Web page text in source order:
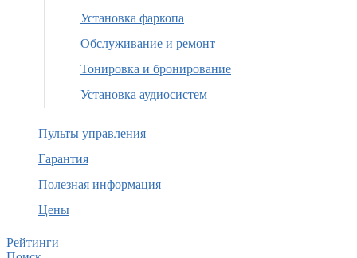
Установка фаркопа
Обслуживание и ремонт
Тонировка и бронирование
Установка аудиосистем
Пульты управления
Гарантия
Полезная информация
Цены
Рейтинги